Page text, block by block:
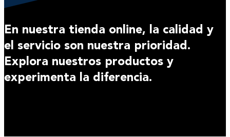
En nuestra tienda online, la calidad y
el servicio son nuestra prioridad.
Explora nuestros productos y
experimenta la diferencia.